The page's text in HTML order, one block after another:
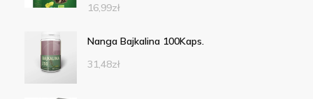
16,99zł
Nanga Bajkalina 100Kaps.
31,48zł